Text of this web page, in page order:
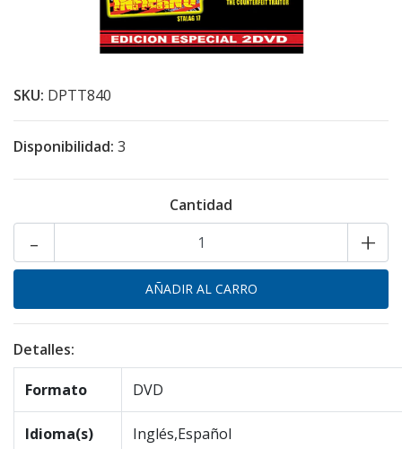
SKU: DPTT840
Disponibilidad: 3
Cantidad
+
-
Detalles:
Formato DVD
Idioma(s) Inglés,Español